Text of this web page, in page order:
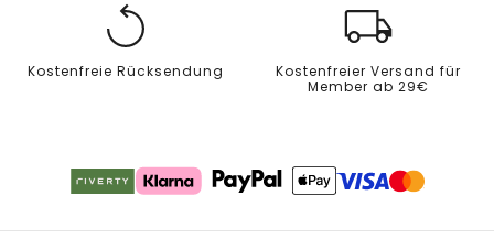
Kostenfreie Rücksendung
Kostenfreier Versand für
Member ab 29€